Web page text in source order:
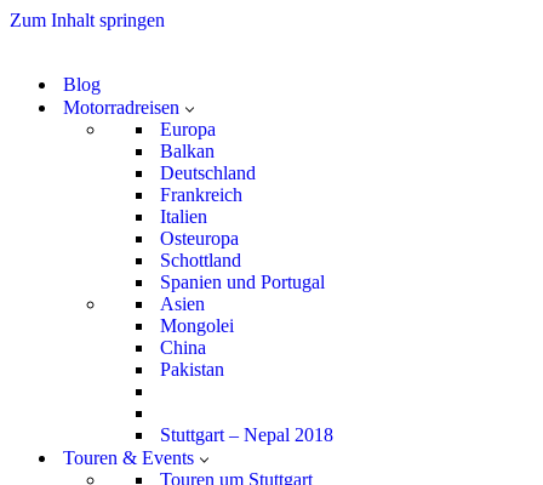
Zum Inhalt springen
Blog
Motorradreisen
Europa
Balkan
Deutschland
Frankreich
Italien
Osteuropa
Schottland
Spanien und Portugal
Asien
Mongolei
China
Pakistan
Stuttgart – Nepal 2018
Touren & Events
Touren um Stuttgart